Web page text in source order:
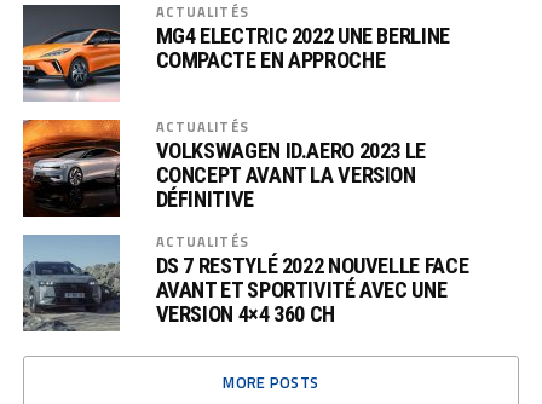
ACTUALITÉS
MG4 ELECTRIC 2022 UNE BERLINE
COMPACTE EN APPROCHE
ACTUALITÉS
VOLKSWAGEN ID.AERO 2023 LE
CONCEPT AVANT LA VERSION
DÉFINITIVE
ACTUALITÉS
DS 7 RESTYLÉ 2022 NOUVELLE FACE
AVANT ET SPORTIVITÉ AVEC UNE
VERSION 4×4 360 CH
MORE POSTS